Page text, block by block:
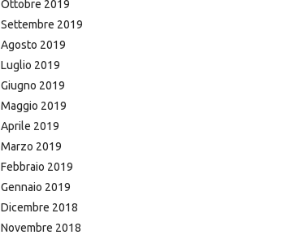
Ottobre 2019
Settembre 2019
Agosto 2019
Luglio 2019
Giugno 2019
Maggio 2019
Aprile 2019
Marzo 2019
Febbraio 2019
Gennaio 2019
Dicembre 2018
Novembre 2018